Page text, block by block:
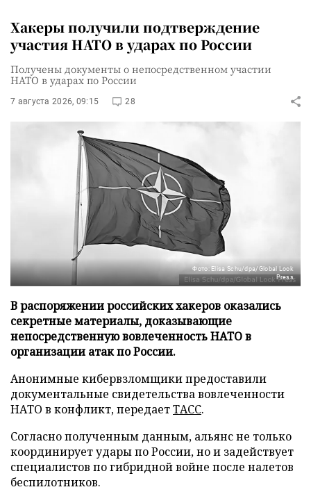
Хакеры получили подтверждение
участия НАТО в ударах по России
Получены документы о непосредственном участии
НАТО в ударах по России
7 августа 2026, 09:15 28
Фото: Elisa Schu/dpa/Global Look
Press
В распоряжении российских хакеров оказались
секретные материалы, доказывающие
непосредственную вовлеченность НАТО в
организации атак по России.
Анонимные кибервзломщики предоставили
документальные свидетельства вовлеченности
НАТО в конфликт, передаетТАСС.
Согласно полученным данным, альянс не только
координирует удары по России, но и задействует
специалистов по гибридной войне после налетов
беспилотников.